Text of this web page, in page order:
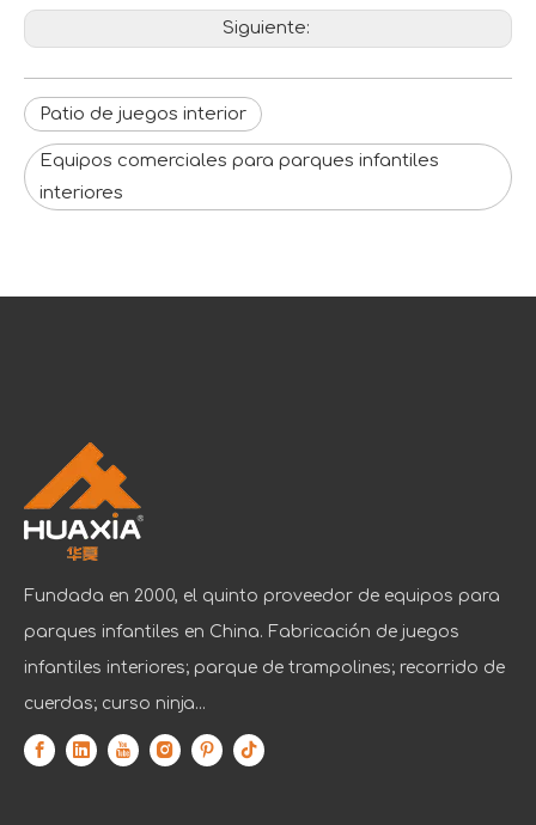
Siguiente:
Patio de juegos interior
Equipos comerciales para parques infantiles
interiores
Fundada en 2000, el quinto proveedor de equipos para
parques infantiles en China. Fabricación de juegos
infantiles interiores; parque de trampolines; recorrido de
cuerdas; curso ninja...